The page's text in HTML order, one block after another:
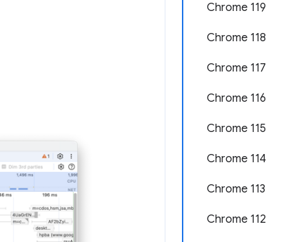
Chrome 119
Chrome 118
Chrome 117
Chrome 116
Chrome 115
Chrome 114
Chrome 113
Chrome 112